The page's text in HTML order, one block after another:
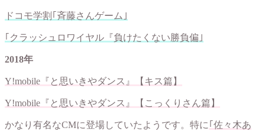
ドコモ学割｢斉藤さんゲーム｣
｢ クラッシュロワイヤル『負けたくない勝負偏｣
2018年
Y!mobile『と思いきやダンス』【キス篇】
Y!mobile『と思いきやダンス』【こっくりさん篇】
かなり有名なCMに登場していたようです。特に ｢佐々木あ